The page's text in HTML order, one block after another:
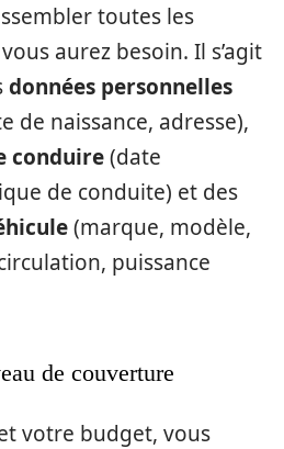
toutes les
aurez besoin. Il s’agit
données personnelles
de naissance, adresse),
conduire(date
de conduite) et des
(marque, modèle,
puissance
de couverture
votre budget, vous